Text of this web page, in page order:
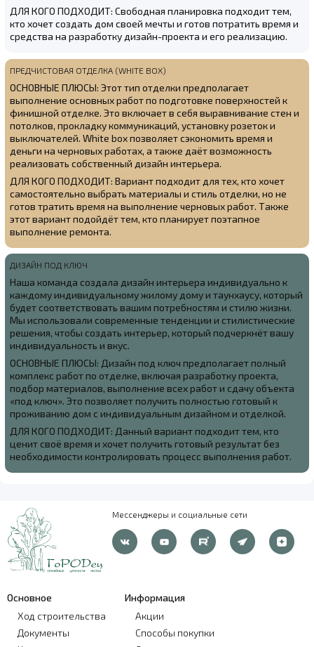
ДЛЯ КОГО ПОДХОДИТ: Свободная планировка подходит тем,
кто хочет создать дом своей мечты и готов потратить время и
средства на разработку дизайн-проекта и его реализацию.
ПРЕДЧИСТОВАЯ ОТДЕЛКА (WHITE BOX)
ОСНОВНЫЕ ПЛЮСЫ: Этот тип отделки предполагает
выполнение основных работ по подготовке поверхностей к
финишной отделке. Это включает в себя выравнивание стен и
потолков, прокладку коммуникаций, установку розеток и
выключателей. White box позволяет сэкономить время и
деньги на черновых работах, а также даёт возможность
реализовать собственный дизайн интерьера.
ДЛЯ КОГО ПОДХОДИТ: Вариант подходит для тех, кто хочет
самостоятельно выбрать материалы и стиль отделки, но не
готов тратить время на выполнение черновых работ. Также
этот вариант подойдёт тем, кто планирует поэтапное
выполнение ремонта.
ДИЗАЙН ПОД КЛЮЧ
Наша команда создала дизайн интерьера индивидуально к
каждому индивидуальному жилому дому и таунхаусу, который
будет соответствовать вашим потребностям и стилю жизни.
Мы использовали современные тенденции и стилистические
решения, чтобы создать интерьер, который подчеркнёт вашу
индивидуальность и вкус.
ОСНОВНЫЕ ПЛЮСЫ: Дизайн под ключ предполагает полный
комплекс работ по отделке, включая разработку проекта,
подбор материалов, выполнение всех работ и сдачу объекта
«под ключ». Это позволяет получить полностью готовый к
проживанию дом с индивидуальным дизайном и отделкой.
ДЛЯ КОГО ПОДХОДИТ: Данный вариант подходит тем, кто
ценит своё время и хочет получить готовый результат без
необходимости контролировать процесс выполнения работ.
Мессенджеры и социальные сети
Основное
Ход строительства
Документы
Информация
Акции
Способы покупки